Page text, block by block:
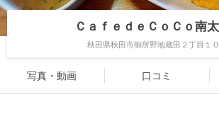
ＣａｆｅｄｅＣｏＣｏ南
秋田県秋田市御所野地蔵田２丁目１
写真・動画 口コミ